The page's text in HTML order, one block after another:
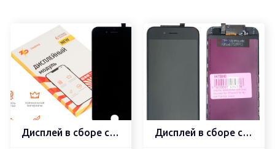
Дисплей в сборе с тачскрином zeepdeep premium Дисплей в сборе с тачскрином